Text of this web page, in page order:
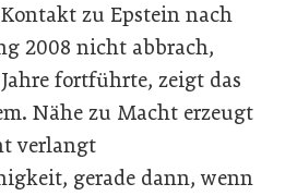
zu Epstein nach
2008 nicht abbrach,
fortführte, zeigt das
Nähe zu Macht erzeugt
verlangt
gerade dann, wenn